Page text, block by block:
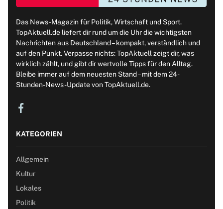
Das News-Magazin für Politik, Wirtschaft und Sport.
TopAktuell.de liefert dir rund um die Uhr die wichtigsten
Nachrichten aus Deutschland – kompakt, verständlich und
auf den Punkt. Verpasse nichts: TopAktuell zeigt dir, was
wirklich zählt, und gibt dir wertvolle Tipps für den Alltag.
Bleibe immer auf dem neuesten Stand – mit dem 24-
Stunden-News-Update von TopAktuell.de.
KATEGORIEN
Allgemein
Kultur
Lokales
Politik